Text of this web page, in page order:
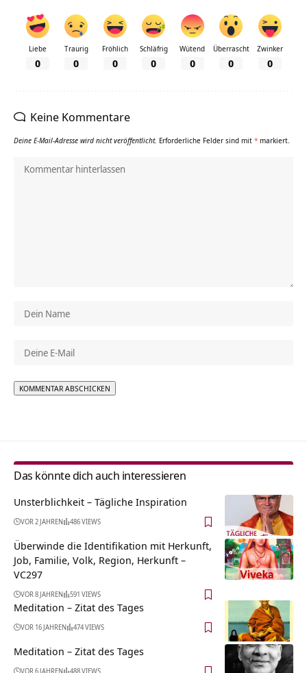
Liebe
0
Traurig
0
Fröhlich
0
Schläfrig
0
Wütend
0
Überrascht
0
Zwinker
0
Keine Kommentare
Deine E-Mail-Adresse wird nicht veröffentlicht. Erforderliche Felder sind mit * markiert.
Das könnte dich auch interessieren
Unsterblichkeit – Tägliche Inspiration
VOR 2 JAHREN 486 VIEWS
Überwinde die Identifikation mit Herkunft,
Job, Familie, Volk, Region, Herkunft –
VC297
VOR 8 JAHREN 591 VIEWS
Meditation – Zitat des Tages
VOR 16 JAHREN 474 VIEWS
Meditation – Zitat des Tages
VOR 6 JAHREN 488 VIEWS